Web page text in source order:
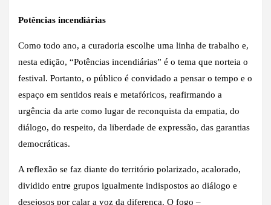
Potências incendiárias
Como todo ano, a curadoria escolhe uma linha de trabalho e,
nesta edição, “Potências incendiárias” é o tema que norteia o
festival. Portanto, o público é convidado a pensar o tempo e o
espaço em sentidos reais e metafóricos, reafirmando a
urgência da arte como lugar de reconquista da empatia, do
diálogo, do respeito, da liberdade de expressão, das garantias
democráticas.
A reflexão se faz diante do território polarizado, acalorado,
dividido entre grupos igualmente indispostos ao diálogo e
desejosos por calar a voz da diferença. O fogo –